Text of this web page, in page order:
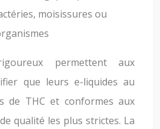
moisissures ou
permettent aux
que leurs e-liquides au
de THC et conformes aux
qualité les plus strictes. La